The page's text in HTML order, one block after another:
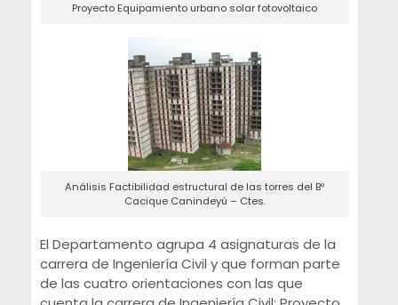
Proyecto Equipamiento urbano solar fotovoltaico
Análisis Factibilidad estructural de las torres del Bº
Cacique Canindeyú – Ctes.
El Departamento agrupa 4 asignaturas de la
carrera de Ingeniería Civil y que forman parte
de las cuatro orientaciones con las que